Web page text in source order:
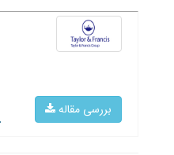
بررسی مقاله